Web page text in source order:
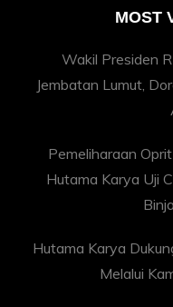
MOST
Wakil Presiden
Jembatan Lumut,
Pemeliharaan
Hutama Karya Uji
Hutama Karya
Melalui